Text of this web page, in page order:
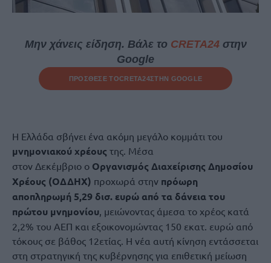
Μην χάνεις είδηση. Βάλε το CRETA24στην
Google
ΠΡΟΣΘΕΣΕ ΤΟCRETA24ΣΤΗΝ GOOGLE
Η Ελλάδα σβήνει ένα ακόμη μεγάλο κομμάτι του
μνημονιακού χρέους της. Μέσα
στον Δεκέμβριο ο Οργανισμός Διαχείρισης Δημοσίου
Χρέους (ΟΔΔΗΧ) προχωρά στην πρόωρη
αποπληρωμή 5,29 δισ. ευρώ από τα δάνεια του
πρώτου μνημονίου, μειώνοντας άμεσα το χρέος κατά
2,2% του ΑΕΠ και εξοικονομώντας 150 εκατ. ευρώ από
τόκους σε βάθος 12ετίας. Η νέα αυτή κίνηση εντάσσεται
στη στρατηγική της κυβέρνησης για επιθετική μείωση